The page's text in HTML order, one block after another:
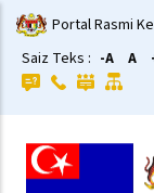
Langkau
ke
kandungan
utama
Portal Rasmi
Saiz Teks : -A A